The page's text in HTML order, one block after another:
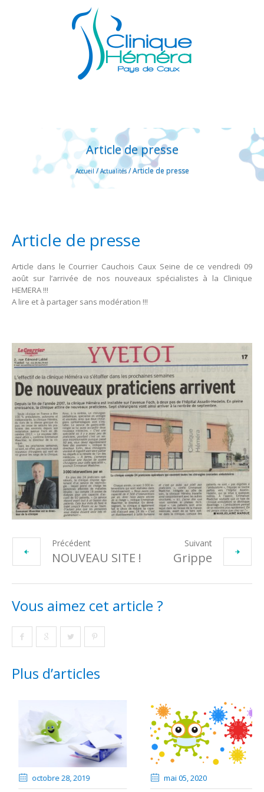
Article de presse
Accueil /Actualités /Article de presse
Article de presse
Article dans le Courrier Cauchois Caux Seine de ce vendredi 09
août sur l’arrivée de nos nouveaux spécialistes à la Clinique
HEMERA !!!
A lire et à partager sans modération !!!
Précédent
NOUVEAU SITE !
Suivant
Grippe
Vous aimez cet article ?
Plus d’articles
octobre 28